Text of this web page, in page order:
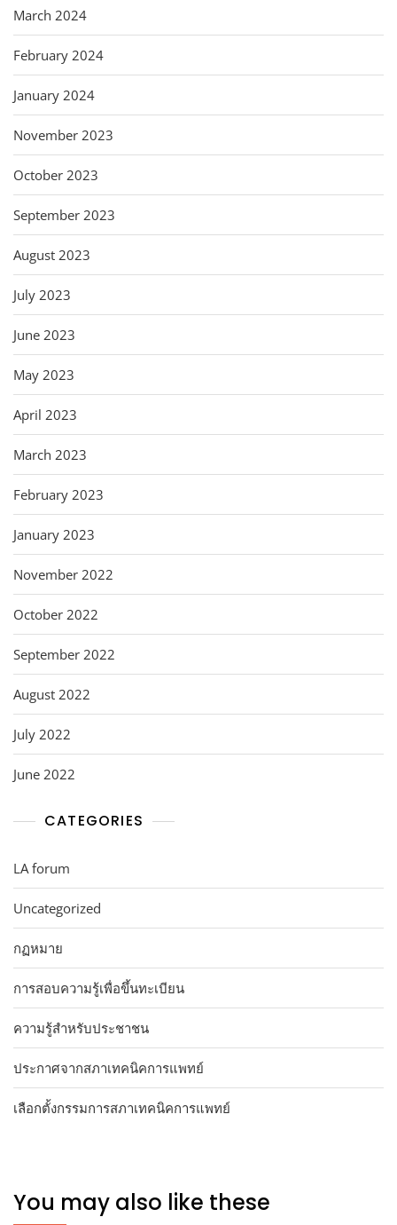
March 2024
February 2024
January 2024
November 2023
October 2023
September 2023
August 2023
July 2023
June 2023
May 2023
April 2023
March 2023
February 2023
January 2023
November 2022
October 2022
September 2022
August 2022
July 2022
June 2022
CATEGORIES
LA forum
Uncategorized
กฏหมาย
การสอบความรู้เพื่อขึ้นทะเบียน
ความรู้สำหรับประชาชน
ประกาศจากสภาเทคนิคการแพทย์
เลือกตั้งกรรมการสภาเทคนิคการแพทย์
You may also like these